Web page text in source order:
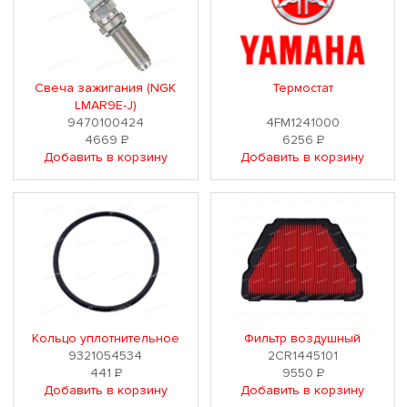
Свеча зажигания (NGK
LMAR9E-J)
9470100424
4669 Р
Добавить в корзину
Термостат
4FM1241000
6256Р
Добавить в корзину
Кольцо уплотнительное
9321054534
441Р
Добавить в корзину
Фильтр воздушный
2CR1445101
9550Р
Добавить в корзину